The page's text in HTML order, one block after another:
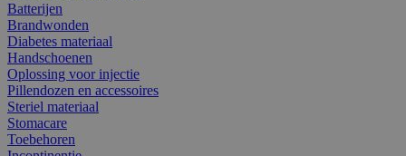
Batterijen
Brandwonden
Diabetes materiaal
Handschoenen
Oplossing voor injectie
Pillendozen en accessoires
Steriel materiaal
Stomacare
Toebehoren